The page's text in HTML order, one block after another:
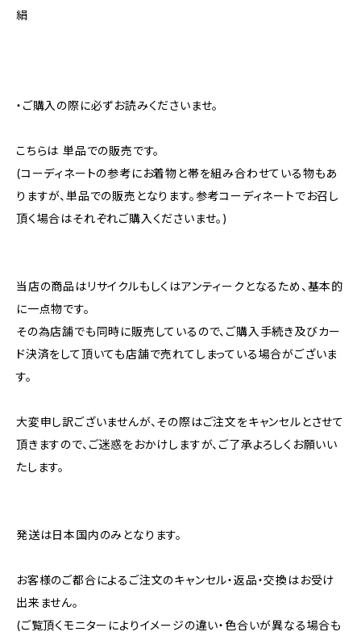
絹
・ご購入の際に必ずお読みくださいませ。
こちらは 単品での販売です。
(コーディネートの参考にお着物と帯を組み合わせている物もあ
りますが、単品での販売となります。参考コーディネートでお召し
頂く場合はそれぞれご購入くださいませ。)
当店の商品はリサイクルもしくはアンティークとなるため、基本的
に一点物です。
その為店舗でも同時に販売しているので、ご購入手続き及びカー
ド決済をして頂いても店舗で売れてしまっている場合がございま
す。
大変申し訳ございませんが、その際はご注文をキャンセルとさせて
頂きますので、ご迷惑をおかけしますが、ご了承よろしくお願いい
たします。
発送は日本国内のみとなります。
お客様のご都合によるご注文のキャンセル・返品・交換はお受け
出来ません。
(ご覧頂くモニターによりイメージの違い・色合いが異なる場合も